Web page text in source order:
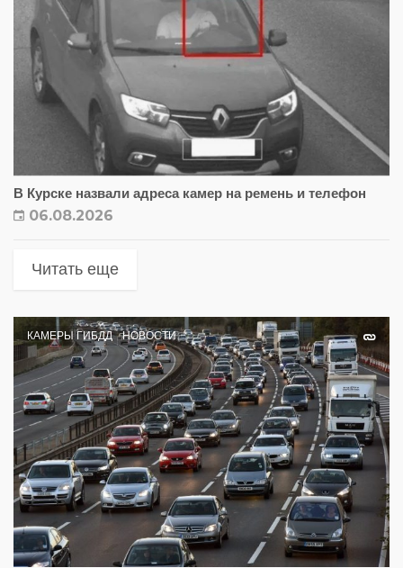
В Курске назвали адреса камер на ремень и телефон
06.08.2026
Читать еще
КАМЕРЫ ГИБДД НОВОСТИ